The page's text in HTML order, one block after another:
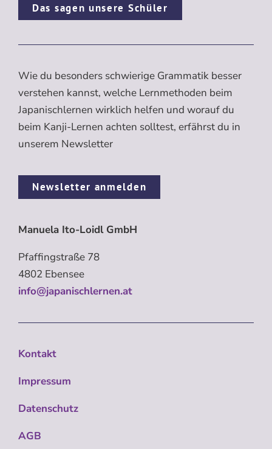
Das sagen unsere Schüler
Wie du besonders schwierige Grammatik besser
verstehen kannst, welche Lernmethoden beim
Japanischlernen wirklich helfen und worauf du
beim Kanji-Lernen achten solltest, erfährst du in
unserem Newsletter
Newsletter anmelden
Manuela Ito-Loidl GmbH
Pfaffingstraße 78
4802 Ebensee
info@japanischlernen.at
Kontakt
Impressum
Datenschutz
AGB